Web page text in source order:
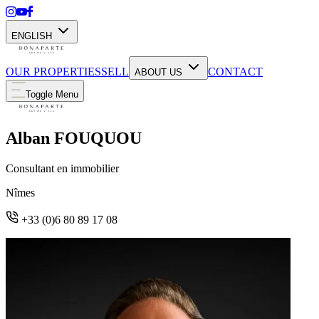
ENGLISH
OUR PROPERTIESSELL ABOUT US CONTACT
Toggle Menu
Alban FOUQUOU
Consultant en immobilier
Nîmes
+33 (0)6 80 89 17 08